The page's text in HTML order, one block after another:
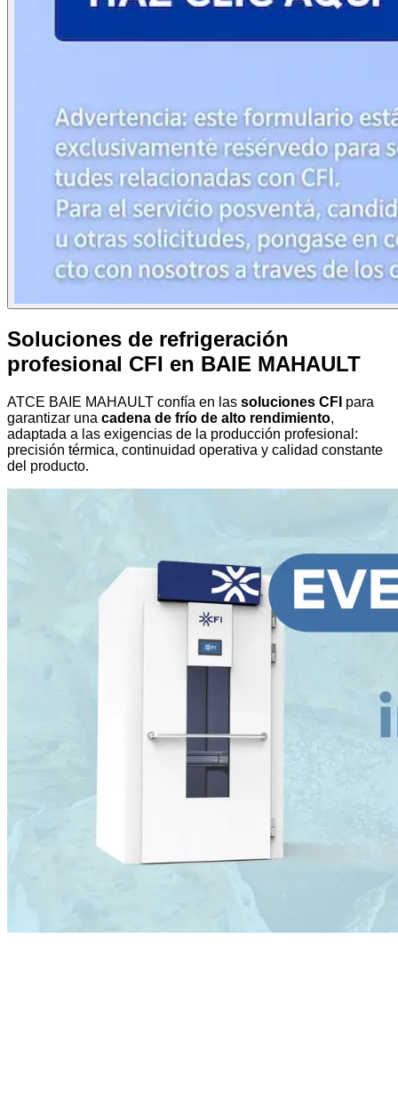
Soluciones de refrigeración
profesional CFI en BAIE MAHAULT
ATCE BAIE MAHAULT confía en las soluciones CFI para
garantizar una cadena de frío de alto rendimiento,
adaptada a las exigencias de la producción profesional:
precisión térmica, continuidad operativa y calidad constante
del producto.